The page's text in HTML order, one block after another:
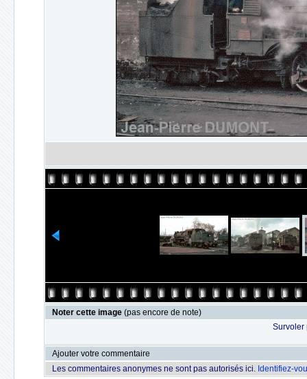
Noter cette image (pas encore de note)
Survoler
Ajouter votre commentaire
Les commentaires anonymes ne sont pas autorisés ici. Identifiez-